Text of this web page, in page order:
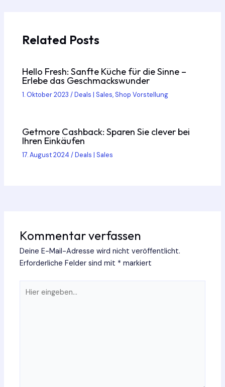
Related Posts
Hello Fresh: Sanfte Küche für die Sinne –
Erlebe das Geschmackswunder
1. Oktober 2023/Deals | Sales,Shop Vorstellung
Getmore Cashback: Sparen Sie clever bei
Ihren Einkäufen
17. August 2024/Deals | Sales
Kommentar verfassen
Deine E-Mail-Adresse wird nicht veröffentlicht.
Erforderliche Felder sind mit * markiert
eingeben…